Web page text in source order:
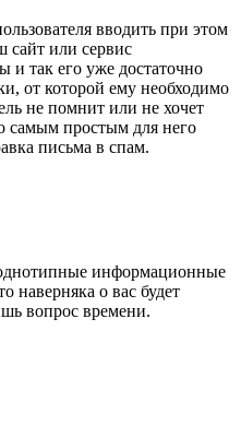
вводить при этом
сайт или сервис
и так его уже достаточно
от которой ему необходимо
не помнит или не хочет
самым простым для него
письма в спам.
информационные
наверняка о вас будет
вопрос времени.